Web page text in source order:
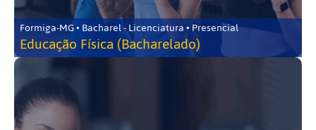
Formiga-MG • Bacharel - Licenciatura • Presencial
Educação Física (Bacharelado)